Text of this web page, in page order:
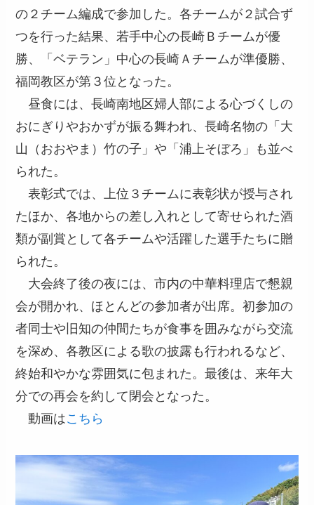
の２チーム編成で参加した。各チームが２試合ず
つを行った結果、若手中心の長崎Ｂチームが優
勝、「ベテラン」中心の長崎Ａチームが準優勝、
福岡教区が第３位となった。
昼食には、長崎南地区婦人部による心づくしの
おにぎりやおかずが振る舞われ、長崎名物の「大
山（おおやま）竹の子」や「浦上そぼろ」も並べ
られた。
表彰式では、上位３チームに表彰状が授与され
たほか、各地からの差し入れとして寄せられた酒
類が副賞として各チームや活躍した選手たちに贈
られた。
大会終了後の夜には、市内の中華料理店で懇親
会が開かれ、ほとんどの参加者が出席。初参加の
者同士や旧知の仲間たちが食事を囲みながら交流
を深め、各教区による歌の披露も行われるなど、
終始和やかな雰囲気に包まれた。最後は、来年大
分での再会を約して閉会となった。
動画はこちら